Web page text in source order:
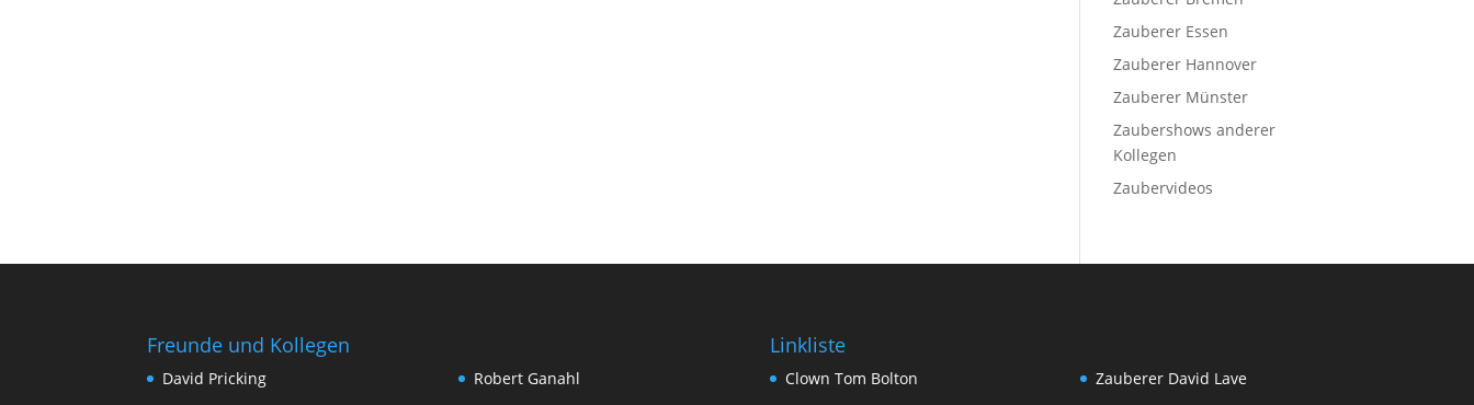
Zauberer Essen
Zauberer Hannover
Zauberer Münster
Zaubershows anderer
Kollegen
Zaubervideos
Freunde und Kollegen
David Pricking
Robert Ganahl
Linkliste
Clown Tom Bolton
Zauberer David Lave